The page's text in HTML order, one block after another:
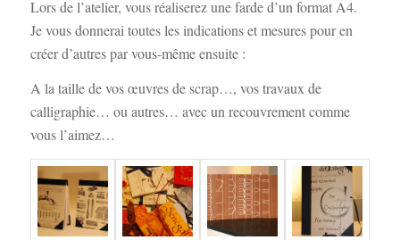
Lors de l’atelier, vous réaliserez une farde d’un format A4.
Je vous donnerai toutes les indications et mesures pour en
créer d’autres par vous-même ensuite :
A la taille de vos œuvres de scrap…, vos travaux de
calligraphie… ou autres… avec un recouvrement comme
vous l’aimez…